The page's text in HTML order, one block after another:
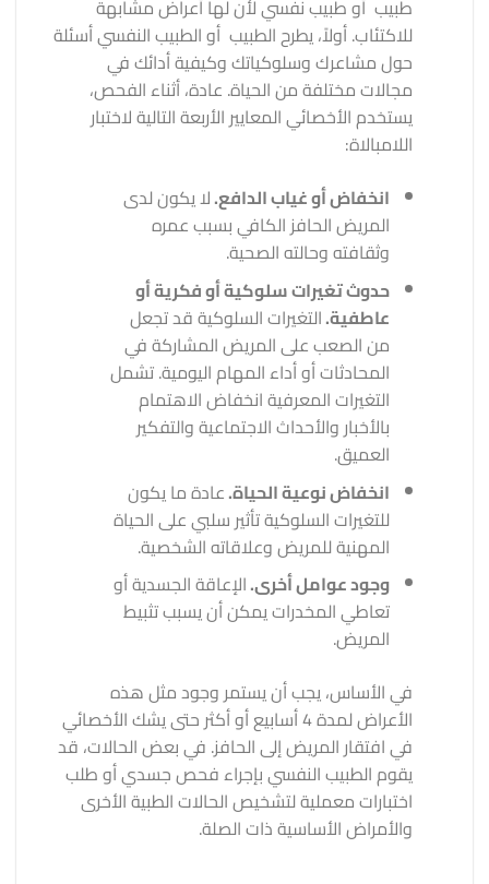
طبيب أو طبيب نفسي لأن لها أعراض مشابهة
للاكتئاب. أولاً، يطرح الطبيب أو الطبيب النفسي أسئلة
حول مشاعرك وسلوكياتك وكيفية أدائك في
مجالات مختلفة من الحياة. عادة، أثناء الفحص،
يستخدم الأخصائي المعايير الأربعة التالية لاختبار
اللامبالاة:
انخفاض أو غياب الدافع.لا يكون لدى
المريض الحافز الكافي بسبب عمره
وثقافته وحالته الصحية.
حدوث تغيرات سلوكية أو فكرية أو
عاطفية.التغيرات السلوكية قد تجعل
من الصعب على المريض المشاركة في
المحادثات أو أداء المهام اليومية. تشمل
التغيرات المعرفية انخفاض الاهتمام
بالأخبار والأحداث الاجتماعية والتفكير
العميق.
انخفاض نوعية الحياة.عادة ما يكون
للتغيرات السلوكية تأثير سلبي على الحياة
المهنية للمريض وعلاقاته الشخصية.
وجود عوامل أخرى.الإعاقة الجسدية أو
تعاطي المخدرات يمكن أن يسبب تثبيط
المريض.
في الأساس، يجب أن يستمر وجود مثل هذه
الأعراض لمدة 4 أسابيع أو أكثر حتى يشك الأخصائي
في افتقار المريض إلى الحافز. في بعض الحالات، قد
يقوم الطبيب النفسي بإجراء فحص جسدي أو طلب
اختبارات معملية لتشخيص الحالات الطبية الأخرى
والأمراض الأساسية ذات الصلة.